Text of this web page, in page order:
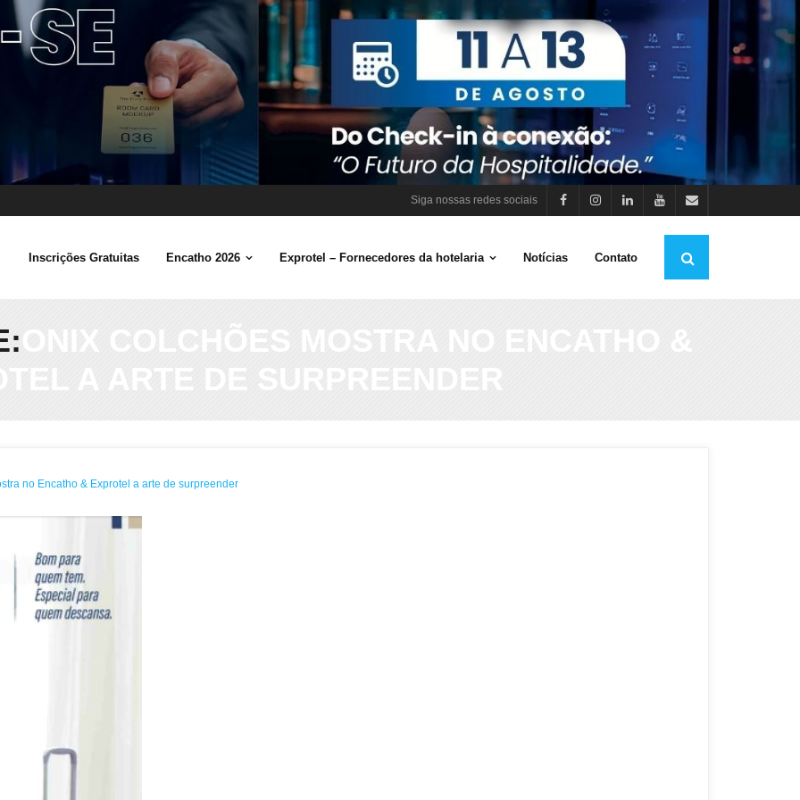
Siga nossas redes sociais
Inscrições Gratuitas Encatho 2026 Exprotel – Fornecedores da hotelaria Notícias Contato
ONIX COLCHÕES MOSTRA NO ENCATHO &
A ARTE DE SURPREENDER
no Encatho & Exprotel a arte de surpreender